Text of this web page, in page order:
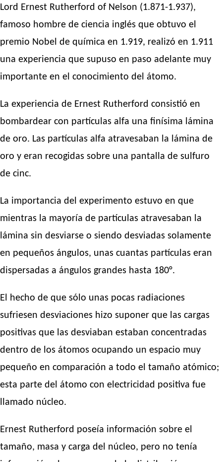
Lord Ernest Rutherford of Nelson (1.871-1.937),
famoso hombre de ciencia inglés que obtuvo el
premio Nobel de química en 1.919, realizó en 1.911
una experiencia que supuso en paso adelante muy
importante en el conocimiento del átomo.
La experiencia de Ernest Rutherford consistió en
bombardear con partículas alfa una finísima lámina
de oro. Las partículas alfa atravesaban la lámina de
oro y eran recogidas sobre una pantalla de sulfuro
de cinc.
La importancia del experimento estuvo en que
mientras la mayoría de partículas atravesaban la
lámina sin desviarse o siendo desviadas solamente
en pequeños ángulos, unas cuantas partículas eran
dispersadas a ángulos grandes hasta 180°.
El hecho de que sólo unas pocas radiaciones
sufriesen desviaciones hizo suponer que las cargas
positivas que las desviaban estaban concentradas
dentro de los átomos ocupando un espacio muy
pequeño en comparación a todo el tamaño atómico;
esta parte del átomo con electricidad positiva fue
llamado núcleo.
Ernest Rutherford poseía información sobre el
tamaño, masa y carga del núcleo, pero no tenía